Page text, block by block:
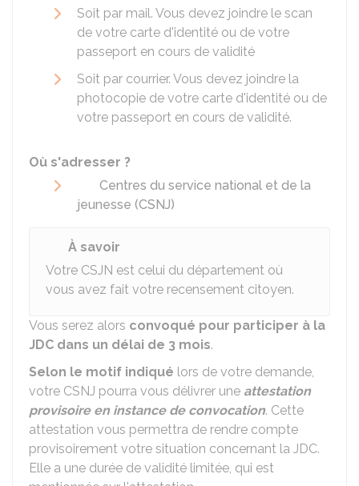
Soit par mail. Vous devez joindre le scan
de votre carte d'identité ou de votre
passeport en cours de validité
Soit par courrier. Vous devez joindre la
photocopie de votre carte d'identité ou de
votre passeport en cours de validité.
Où s'adresser ?
Centres du service national et de la
jeunesse (CSNJ)
À savoir
Votre CSJN est celui du département où
vous avez fait votre recensement citoyen.
Vous serez alors convoqué pour participer à la
JDC dans un délai de 3 mois.
Selon le motif indiqué lors de votre demande,
votre CSNJ pourra vous délivrer une attestation
provisoire en instance de convocation. Cette
attestation vous permettra de rendre compte
provisoirement votre situation concernant la JDC.
Elle a une durée de validité limitée, qui est